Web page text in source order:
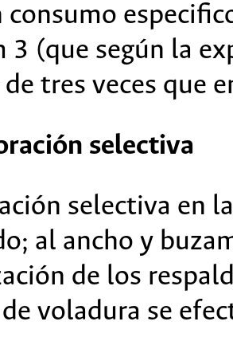
consumo
3 (que según la
tres veces que
selectiva
selectiva en
al ancho y
de los
voladura se